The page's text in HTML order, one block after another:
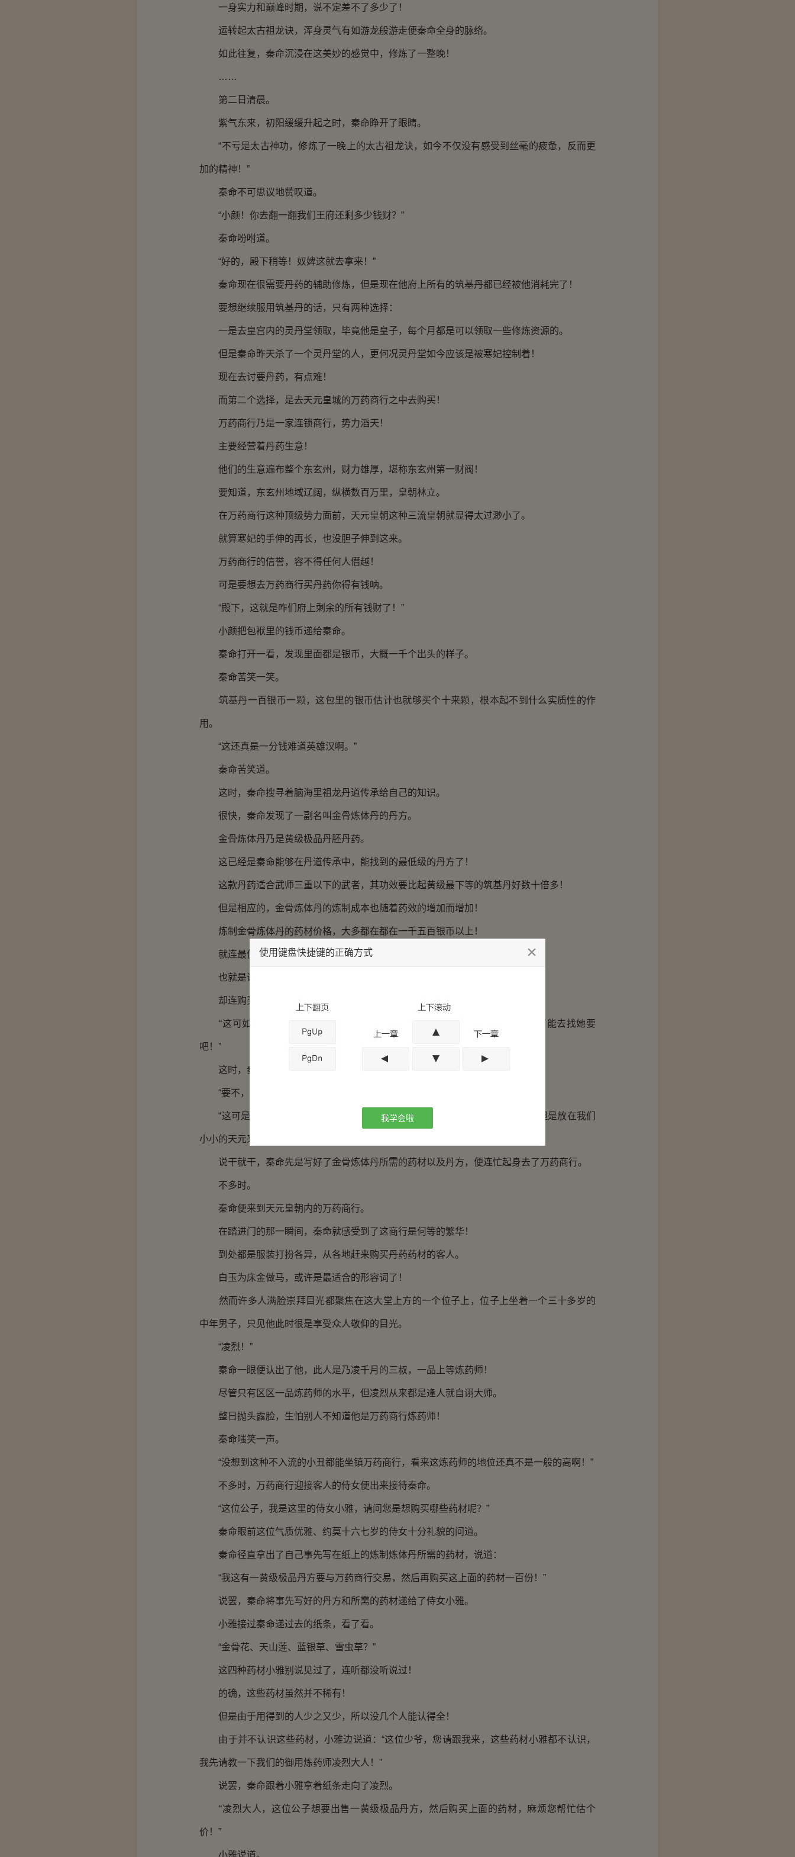
一身实力和巅峰时期，说不定差不了多少了！
运转起太古祖龙诀，浑身灵气有如游龙般游走便秦命全身的脉络。
如此往复，秦命沉浸在这美妙的感觉中，修炼了一整晚！
……
第二日清晨。
紫气东来，初阳缓缓升起之时，秦命睁开了眼睛。
“不亏是太古神功，修炼了一晚上的太古祖龙诀，如今不仅没有感受到丝毫的疲惫，反而更
加的精神！”
秦命不可思议地赞叹道。
“小颜！你去翻一翻我们王府还剩多少钱财？”
秦命吩咐道。
“好的，殿下稍等！奴婢这就去拿来！”
秦命现在很需要丹药的辅助修炼，但是现在他府上所有的筑基丹都已经被他消耗完了！
要想继续服用筑基丹的话，只有两种选择：
一是去皇宫内的灵丹堂领取，毕竟他是皇子，每个月都是可以领取一些修炼资源的。
但是秦命昨天杀了一个灵丹堂的人，更何况灵丹堂如今应该是被寒妃控制着！
现在去讨要丹药，有点难！
而第二个选择，是去天元皇城的万药商行之中去购买！
万药商行乃是一家连锁商行，势力滔天！
主要经营着丹药生意！
他们的生意遍布整个东玄州，财力雄厚，堪称东玄州第一财阀！
要知道，东玄州地域辽阔，纵横数百万里，皇朝林立。
在万药商行这种顶级势力面前，天元皇朝这种三流皇朝就显得太过渺小了。
就算寒妃的手伸的再长，也没胆子伸到这来。
万药商行的信誉，容不得任何人僭越！
可是要想去万药商行买丹药你得有钱呐。
“殿下，这就是咋们府上剩余的所有钱财了！”
小颜把包袱里的钱币递给秦命。
秦命打开一看，发现里面都是银币，大概一千个出头的样子。
秦命苦笑一笑。
筑基丹一百银币一颗，这包里的银币估计也就够买个十来颗，根本起不到什么实质性的作
用。
“这还真是一分钱难道英雄汉啊。”
秦命苦笑道。
这时，秦命搜寻着脑海里祖龙丹道传承给自己的知识。
很快，秦命发现了一副名叫金骨炼体丹的丹方。
金骨炼体丹乃是黄级极品丹胚丹药。
这已经是秦命能够在丹道传承中，能找到的最低级的丹方了！
这款丹药适合武师三重以下的武者，其功效要比起黄级最下等的筑基丹好数十倍多！
但是相应的，金骨炼体丹的炼制成本也随着药效的增加而增加！
炼制金骨炼体丹的药材价格，大多都在都在一千五百银币以上！
就连最便宜的一种药材金骨花都要三百多银币！
也就是说，现在别说没钱买丹药，秦命现在就是想炼制丹药去卖钱！
却连购买材料的钱，秦命都不够！
“这可如何是好！这些年来皇室的财政大权一直都被寒妃掌控着，自己总不可能去找她要
吧！”
这时，秦命突然想到：
“要不，我拿着这金骨炼体丹的丹方去万药商行卖？”
“这可是黄级极品丹方，虽然在丹道传承里中，是最不入流最差的一张丹方，但是放在我们
小小的天元来说，已经算得上上等的丹方了！”
说干就干，秦命先是写好了金骨炼体丹所需的药材以及丹方，便连忙起身去了万药商行。
不多时。
秦命便来到天元皇朝内的万药商行。
在踏进门的那一瞬间，秦命就感受到了这商行是何等的繁华！
到处都是服装打扮各异，从各地赶来购买丹药药材的客人。
白玉为床金做马，或许是最适合的形容词了！
然而许多人满脸崇拜目光都聚焦在这大堂上方的一个位子上，位子上坐着一个三十多岁的
中年男子，只见他此时很是享受众人敬仰的目光。
“凌烈！”
秦命一眼便认出了他，此人是乃凌千月的三叔，一品上等炼药师！
尽管只有区区一品炼药师的水平，但凌烈从来都是逢人就自诩大师。
整日抛头露脸，生怕别人不知道他是万药商行炼药师！
秦命嗤笑一声。
“没想到这种不入流的小丑都能坐镇万药商行，看来这炼药师的地位还真不是一般的高啊！”
不多时，万药商行迎接客人的侍女便出来接待秦命。
“这位公子，我是这里的侍女小雅，请问您是想购买哪些药材呢？”
秦命眼前这位气质优雅、约莫十六七岁的侍女十分礼貌的问道。
秦命径直拿出了自己事先写在纸上的炼制炼体丹所需的药材，说道：
“我这有一黄级极品丹方要与万药商行交易，然后再购买这上面的药材一百份！”
说罢，秦命将事先写好的丹方和所需的药材递给了侍女小雅。
小雅接过秦命递过去的纸条，看了看。
“金骨花、天山莲、蓝银草、雪虫草？”
这四种药材小雅别说见过了，连听都没听说过！
的确，这些药材虽然并不稀有！
但是由于用得到的人少之又少，所以没几个人能认得全！
由于并不认识这些药材，小雅边说道：“这位少爷，您请跟我来，这些药材小雅都不认识，
我先请教一下我们的御用炼药师凌烈大人！”
说罢，秦命跟着小雅拿着纸条走向了凌烈。
“凌烈大人，这位公子想要出售一黄级极品丹方，然后购买上面的药材，麻烦您帮忙估个
价！”
小雅说道。
使用键盘快捷键的正确方式
我学会啦